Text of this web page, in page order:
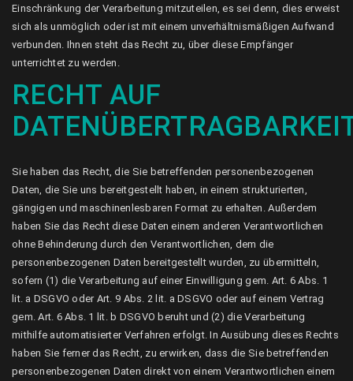
Einschränkung der Verarbeitung mitzuteilen, es sei denn, dies erweist
sich als unmöglich oder ist mit einem unverhältnismäßigen Aufwand
verbunden. Ihnen steht das Recht zu, über diese Empfänger
unterrichtet zu werden.
RECHT AUF
Sie haben das Recht, die Sie betreffenden personenbezogenen
Daten, die Sie uns bereitgestellt haben, in einem strukturierten,
gängigen und maschinenlesbaren Format zu erhalten. Außerdem
haben Sie das Recht diese Daten einem anderen Verantwortlichen
ohne Behinderung durch den Verantwortlichen, dem die
personenbezogenen Daten bereitgestellt wurden, zu übermitteln,
sofern (1) die Verarbeitung auf einer Einwilligung gem. Art. 6 Abs. 1
lit. a DSGVO oder Art. 9 Abs. 2 lit. a DSGVO oder auf einem Vertrag
gem. Art. 6 Abs. 1 lit. b DSGVO beruht und (2) die Verarbeitung
mithilfe automatisierter Verfahren erfolgt. In Ausübung dieses Rechts
haben Sie ferner das Recht, zu erwirken, dass die Sie betreffenden
personenbezogenen Daten direkt von einem Verantwortlichen einem